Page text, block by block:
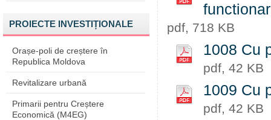
PROIECTE INVESTIȚIONALE
Orașe-poli de creștere în
Republica Moldova
Revitalizare urbană
Primarii pentru Creștere
Economică (M4EG)
pdf, 718 KB
1008 Cu
pdf, 42 KB
1009 Cu
pdf, 42 KB